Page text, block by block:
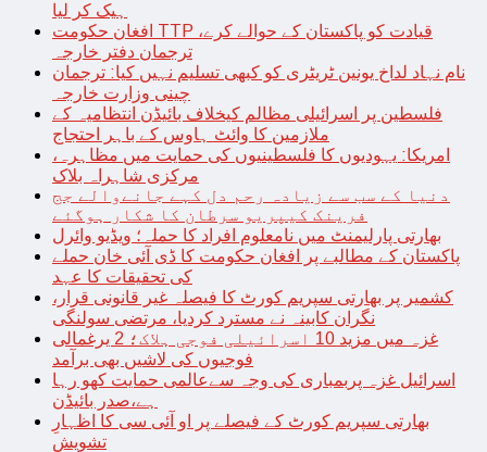
ہیک کر لیا
افغان حکومت TTP قیادت کو پاکستان کے حوالے کرے،
ترجمان دفتر خارجہ
نام نہاد لداخ یونین ٹریٹری کو کبھی تسلیم نہیں کیا: ترجمان
چینی وزارت خارجہ
فلسطین پر اسرائیلی مظالم کیخلاف بائیڈن انتظامیہ کے
ملازمین کا وائٹ ہاوس کے باہر احتجاج
امریکا: یہودیوں کا فلسطینیوں کی حمایت میں مظاہرہ،
مرکزی شاہراہ بلاک
دنیا کے سب سے زیادہ رحم دل کہے جانےوالے جج
فرینک کیپریو سرطان کا شکار ہوگئے
بھارتی پارلیمنٹ میں نامعلوم افراد کا حملہ؛ ویڈیو وائرل
پاکستان کے مطالبے پر افغان حکومت کا ڈی آئی خان حملے
کی تحقیقات کا عہد
کشمیر پر بھارتی سپریم کورٹ کا فیصلہ غیر قانونی قرار،
نگران کابینہ نے مسترد کردیا، مرتضی سولنگی
غزہ میں مزید 10 اسرائیلی فوجی ہلاک؛ 2 یرغمالی
فوجیوں کی لاشیں بھی برآمد
اسرائیل غزہ پربمباری کی وجہ سےعالمی حمایت کھو رہا
ہے،صدر بائیڈن
بھارتی سپریم کورٹ کے فیصلے پر او آئی سی کا اظہارِ
تشویش